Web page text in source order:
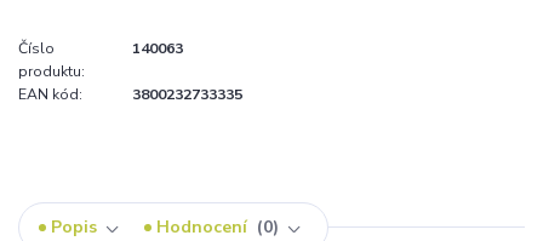
Číslo
produktu:
140063
EAN kód: 3800232733335
Popis Hodnocení 0